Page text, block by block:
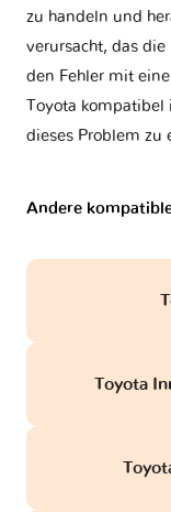
zu handeln und
verursacht, das
den Fehler mit
Toyota
dieses Problem zu
Andere
Toyota